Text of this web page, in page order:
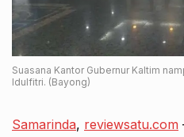
Suasana Kantor Gubernur Kaltim
Idulfitri. (Bayong)
Samarinda, reviewsatu.com